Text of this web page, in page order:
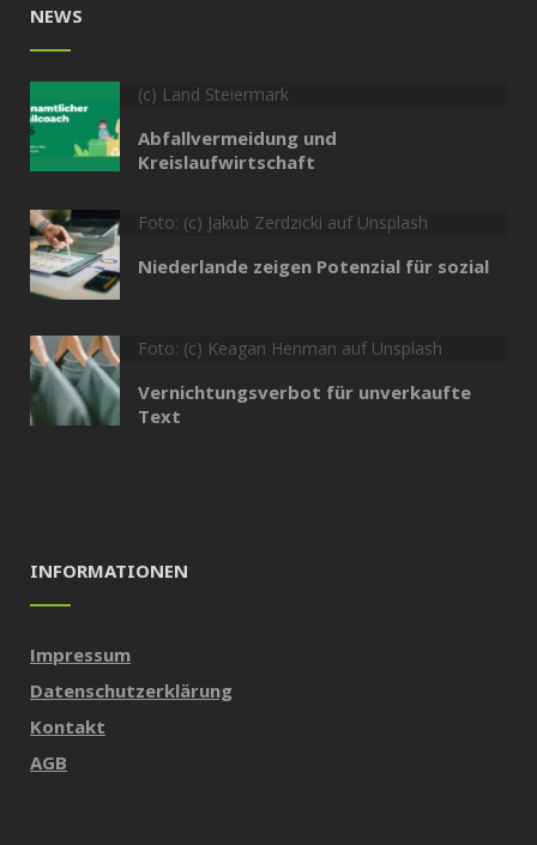
NEWS
(c) Land Steiermark
Abfallvermeidung und
Kreislaufwirtschaft
Foto: (c) Jakub Zerdzicki auf Unsplash
Niederlande zeigen Potenzial für sozial
Foto: (c) Keagan Henman auf Unsplash
Vernichtungsverbot für unverkaufte
Text
INFORMATIONEN
Impressum
Datenschutzerklärung
Kontakt
AGB